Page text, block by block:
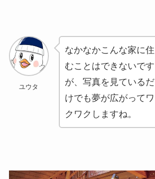
ユウタ
なかなかこんな家に住
むことはできないです
が、写真を見ているだ
けでも夢が広がってワ
クワクしますね。